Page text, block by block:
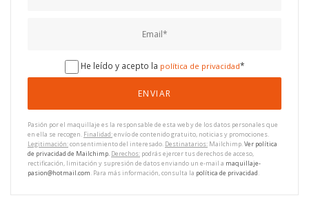
He leído y acepto la política de privacidad*
Pasión por el maquillaje es la responsable de esta web y de los datos personales que
en ella se recogen. Finalidad:envío de contenido gratuito, noticias y promociones.
Legitimación:consentimiento del interesado. Destinatarios: Mailchimp.Ver política
de privacidad de Mailchimp. Derechos: podrás ejercer tus derechos de acceso,
rectificación, limitación y supresión de datos enviando un e-mail a maquillaje-
pasion@hotmail.com. Para más información, consulta la política de privacidad.